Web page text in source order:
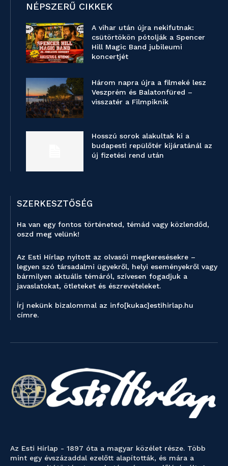
NÉPSZERŰ CIKKEK
A vihar után újra nekifutnak:
csütörtökön pótolják a Spencer
Hill Magic Band jubileumi
koncertjét
Három napra újra a filmeké lesz
Veszprém és Balatonfüred –
visszatér a Filmpiknik
Hosszú sorok alakultak ki a
budapesti repülőtér kijáratánál az
új fizetési rend után
SZERKESZTŐSÉG
Ha van egy fontos történeted, témád vagy közlendőd,
oszd meg velünk!
Az Esti Hírlap nyitott az olvasói megkeresésekre –
legyen szó társadalmi ügyekről, helyi eseményekről vagy
bármilyen aktuális témáról, szívesen fogadjuk a
javaslatokat, ötleteket és észrevételeket.
Írj nekünk bizalommal az info[kukac]estihirlap.hu
címre.
Az Esti Hírlap - 1897 óta a magyar közélet része. Több
mint egy évszázaddal ezelőtt alapították, és mára a